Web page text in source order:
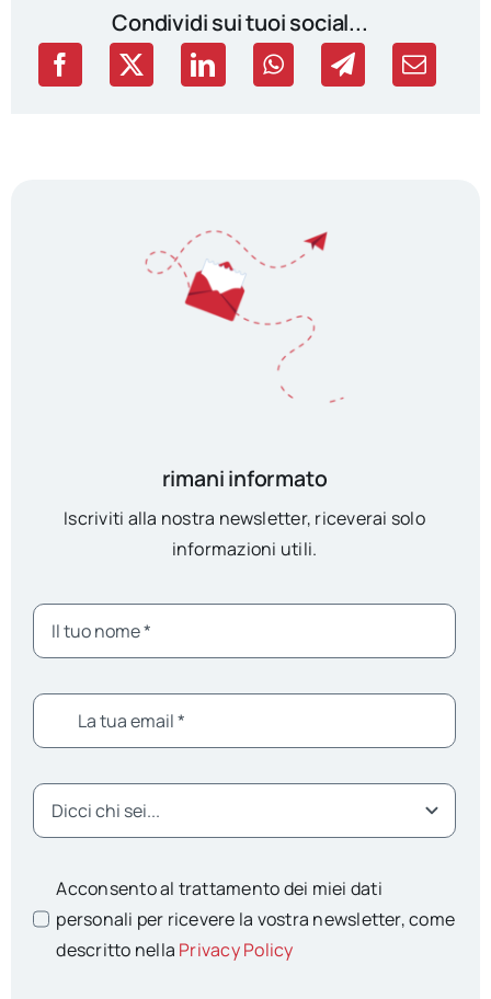
Condividi sui tuoi social...
rimani informato
Iscriviti alla nostra newsletter, riceverai solo
informazioni utili.
Acconsento al trattamento dei miei dati
personali per ricevere la vostra newsletter, come
descritto nella Privacy Policy